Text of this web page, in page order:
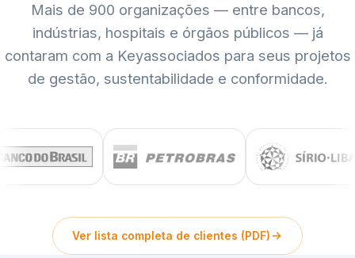
Mais de 900 organizações — entre bancos,
indústrias, hospitais e órgãos públicos — já
contaram com a Keyassociados para seus projetos
de gestão, sustentabilidade e conformidade.
Ver lista completa de clientes (PDF)